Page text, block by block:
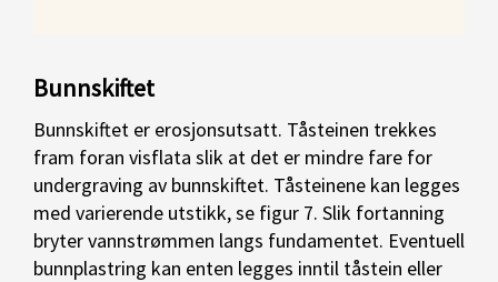
Bunnskiftet
Bunnskiftet er erosjonsutsatt. Tåsteinen trekkes
fram foran visflata slik at det er mindre fare for
undergraving av bunnskiftet. Tåsteinene kan legges
med varierende utstikk, se figur 7. Slik fortanning
bryter vannstrømmen langs fundamentet. Eventuell
bunnplastring kan enten legges inntil tåstein eller